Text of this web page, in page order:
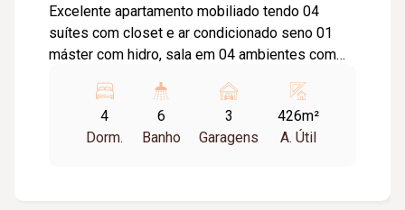
Excelente apartamento mobiliado tendo 04
suítes com closet e ar condicionado seno 01
máster com hidro, sala em 04 ambientes com
lavanderia com armário, dependência completa
de empregada, 03 vagas de garagem soltas,
portaria 24hrs, salao de festas, saloa de jogos,
4
Dorm.
6
Banho
3
Garagens
426m²
A. Útil